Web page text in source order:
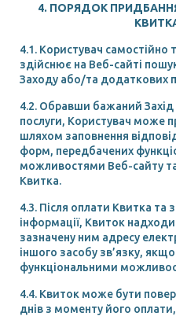
4. ПОРЯДОК
4.1. Користувач самостійно
здійснює на Веб-сайті
Заходу або/та додаткових
4.2. Обравши бажаний
послуги, Користувач може
шляхом заповнення
форм, передбачених
можливостями Веб-сайту
Квитка.
4.3. Після оплати Квитка та
інформації, Квиток
зазначену ним адресу
іншого засобу зв’язку,
функціональними
4.4. Квиток може бути
днів з моменту його оплати,